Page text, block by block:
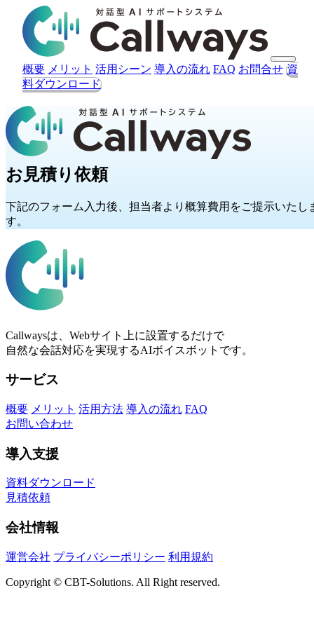
概要 メリット 活用シーン 導入の流れ FAQ お問合せ 資
料ダウンロード
お見積り依頼
下記のフォーム入力後、担当者より概算費用をご提示いたし
す。
Callwaysは、Webサイト上に設置するだけで
自然な会話対応を実現するAIボイスボットです。
サービス
概要 メリット 活用方法 導入の流れ FAQ
お問い合わせ
導入支援
資料ダウンロード
見積依頼
会社情報
運営会社 プライバシーポリシー 利用規約
Copyright © CBT-Solutions. All Right reserved.